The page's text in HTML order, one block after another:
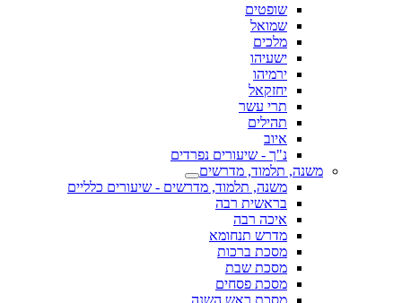
שופטים
שמואל
מלכים
ישעיהו
ירמיהו
יחזקאל
תרי עשר
תהילים
איוב
נ"ך - שיעורים נפרדים
משנה, תלמוד, מדרשים
משנה, תלמוד, מדרשים - שיעורים כלליים
בראשית רבה
איכה רבה
מדרש תנחומא
מסכת ברכות
מסכת שבת
מסכת פסחים
מסכת ראש השנה